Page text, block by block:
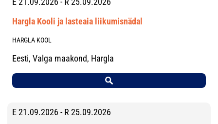
Hargla Kooli ja lasteaia liikumisnädal
HARGLA KOOL
Eesti, Valga maakond, Hargla
E 21.09.2026 - R 25.09.2026